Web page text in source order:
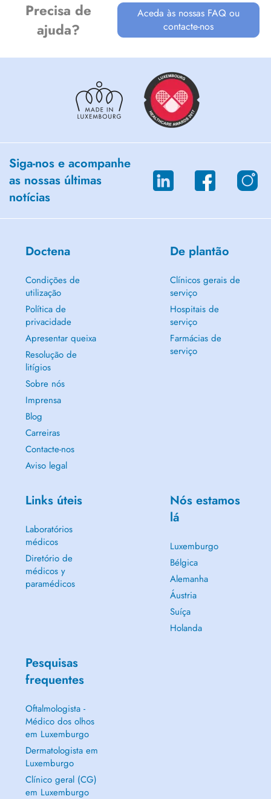
- Micro-Dentistry
- Implantologie
- Implantat-Prothetik
- Kiefergelenkbehandlung
- Beratung per Videokonferenz ist möglich
Termine auch individuell telefonisch vereinbar: 0049 160 96228975
oder 0049 160 5604632
Sie werden ggfs. zurückgerufen. Sprechstunde wöchentlich freitags.
Precisa de
ajuda?
Aceda às nossas FAQ ou
contacte-nos
Siga-nos e acompanhe
as nossas últimas
notícias
Doctena
Condições de
utilização
Política de
privacidade
Apresentar queixa
Resolução de
litígios
Sobre nós
Imprensa
Blog
Carreiras
Contacte-nos
Aviso legal
De plantão
Clínicos gerais de
serviço
Hospitais de
serviço
Farmácias de
serviço
Links úteis
Laboratórios
médicos
Diretório de
médicos y
paramédicos
Nós estamos
lá
Luxemburgo
Bélgica
Alemanha
Áustria
Suíça
Holanda
Pesquisas
frequentes
Oftalmologista -
Médico dos olhos
em Luxemburgo
Dermatologista em
Luxemburgo
Clínico geral (CG)
em Luxemburgo